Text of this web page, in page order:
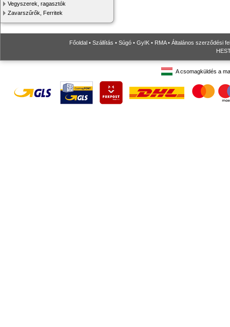
Vegyszerek, ragasztók
Zavarszűrők, Ferritek
Főoldal • Szállítás • Súgó • GyIK • RMA• Általános szerződési
A csomagküldés a